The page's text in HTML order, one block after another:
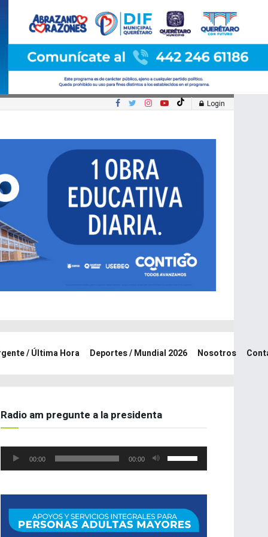
Login
/ Última Hora Deportes / Mundial 2026 Nosotros
Radio am pregunte a la presidenta
Reproductor
00:00 00:00
arriba/abajo
para